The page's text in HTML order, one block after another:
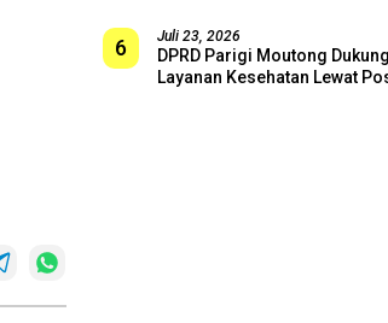
6 Juli 23, 2026
DPRD Parigi Moutong
Layanan Kesehatan Lewat